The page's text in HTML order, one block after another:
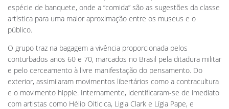
espécie de banquete, onde a “comida” são as sugestões da classe
artística para uma maior aproximação entre os museus e o
público.
O grupo traz na bagagem a vivência proporcionada pelos
conturbados anos 60 e 70, marcados no Brasil pela ditadura militar
e pelo cerceamento à livre manifestação do pensamento. Do
exterior, assimilaram movimentos libertários como a contracultura
e o movimento hippie. Internamente, identificaram-se de imediato
com artistas como Hélio Oiticica, Ligia Clark e Lígia Pape, e